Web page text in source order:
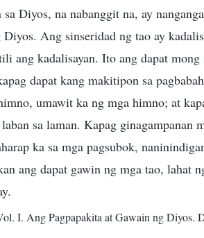
Diyos, na nabanggit na, ay
Diyos. Ang sinseridad ng tao ay
ang kadalisayan. Ito ang dapat
dapat kang makitipon sa
umawit ka ng mga himno; at
sa laman. Kapag
ka sa mga pagsubok,
ang dapat gawin ng mga tao, lahat
I. Ang Pagpapakita at Gawain ng Diyos.